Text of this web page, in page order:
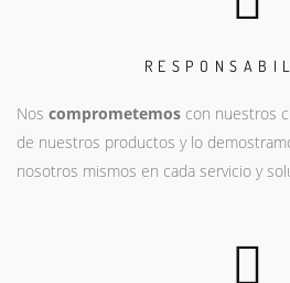
Nos comprometemos con nuestros
de nuestros productos y lo
nosotros mismos en cada servicio y